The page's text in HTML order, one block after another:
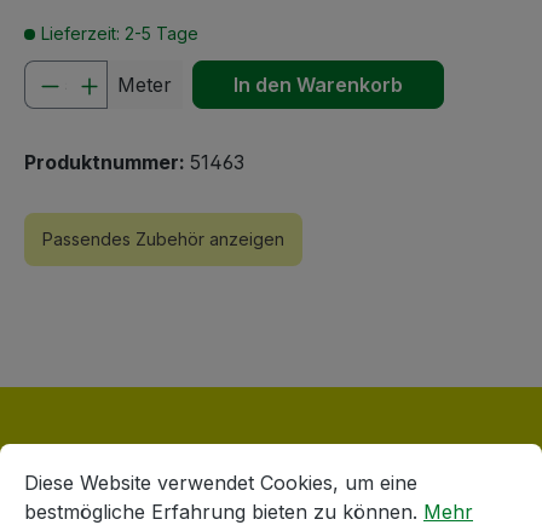
Lieferzeit: 2-5 Tage
Produkt Anzahl: Gib den gewünschten
Meter In den Warenkorb
Produktnummer: 51463
Passendes Zubehör anzeigen
Cookie-Voreinstellungen
Diese Website verwendet Cookies, um eine bestmögliche
Diese Website verwendet Cookies, um eine
bestmögliche Erfahrung bieten zu können. Mehr